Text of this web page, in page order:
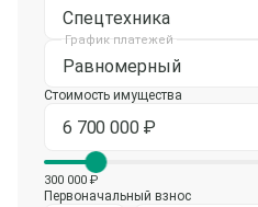
Спецтехника
Равномерный
График платежей
Стоимость имущества
300 000 ₽
Первоначальный взнос